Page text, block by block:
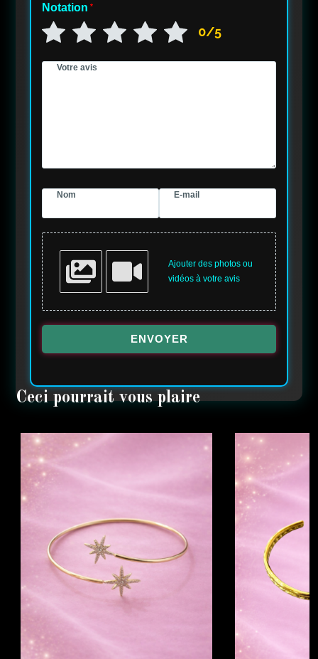
Notation *
0/5
Votre avis
Nom E-mail
Ajouter des photos ou
vidéos à votre avis
ENVOYER